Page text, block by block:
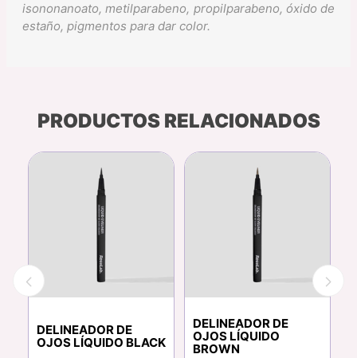
isononanoato, metilparabeno, propilparabeno, óxido de
estaño, pigmentos para dar color.
PRODUCTOS RELACIONADOS
DELINEADOR DE
OJOS LÍQUIDO BLACK
DELINEADOR DE
OJOS LÍQUIDO
BROWN